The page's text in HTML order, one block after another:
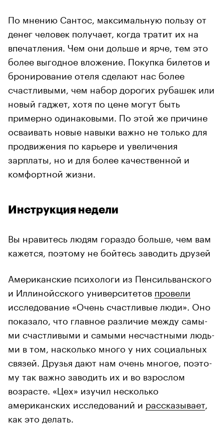
По мнению Сантос, максимальную пользу от
денег человек получает, когда тратит их на
впечатления. Чем они дольше и ярче, тем это
более выгодное вложение. Покупка билетов и
бронирование отеля сделают нас более
счастливыми, чем набор дорогих рубашек или
новый гаджет, хотя по цене могут быть
примерно одинаковыми. По этой же причине
осваивать новые навыки важно не только для
продвижения по карьере и увеличения
зарплаты, но и для более качественной и
комфортной жизни.
Инструкция недели
Вы нравитесь людям гораздо больше, чем вам
кажется, поэтому не бойтесь заводить друзей
Аме­ри­кан­ские пси­хо­ло­ги из Пенсильванского
и Иллинойсского университетов провели
исследование «Очень счаст­ли­вые люди». Оно
по­ка­за­ло, что глав­ное раз­ли­чие меж­ду са­мы­
ми счаст­ли­вы­ми и са­мы­ми несчаст­ны­ми людь­
ми в том, на­сколь­ко мно­го у них со­ци­аль­ных
свя­зей. Дру­зья дают нам очень мно­гое, по­это­
му так важно заводить их и во взрослом
возрасте. «Цех» изучил несколько
американских исследований и рассказывает,
как это де­лать.